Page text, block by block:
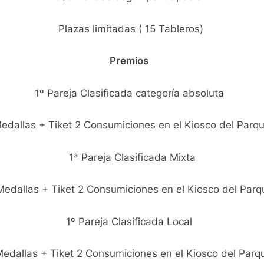
Plazas limitadas ( 15 Tableros)
Premios
1º Pareja Clasificada categoría absoluta
+ Tiket 2 Consumiciones en el Kiosco del
1ª Pareja Clasificada Mixta
+ Tiket 2 Consumiciones en el Kiosco del
1º Pareja Clasificada Local
+ Tiket 2 Consumiciones en el Kiosco del